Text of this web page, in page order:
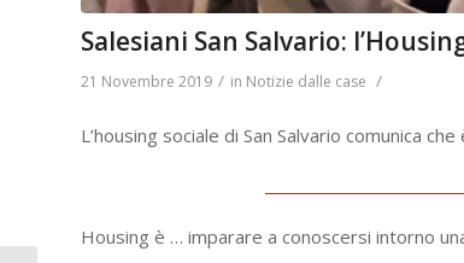
Salesiani San Salvario:
21 Novembre 2019 / in Notizie dalle case /
L’housing sociale di San Salvario comunica
Housing è … imparare a conoscersi intorno